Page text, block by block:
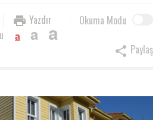
Okuma Modu
Yazdır
a a a
Paylaş